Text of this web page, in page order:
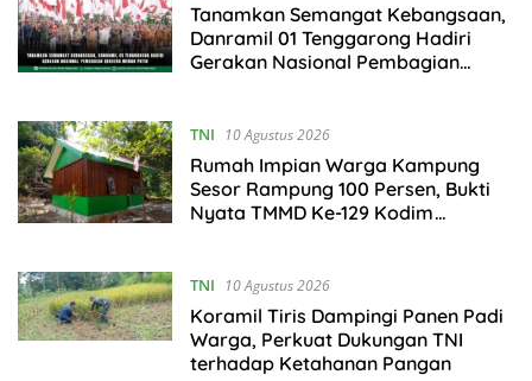
Tanamkan Semangat Kebangsaan,
Danramil 01 Tenggarong Hadiri
Gerakan Nasional Pembagian
TNI 10 Agustus 2026
Rumah Impian Warga Kampung
Sesor Rampung 100 Persen, Bukti
Nyata TMMD Ke-129 Kodim
TNI 10 Agustus 2026
Koramil Tiris Dampingi Panen Padi
Warga, Perkuat Dukungan TNI
terhadap Ketahanan Pangan